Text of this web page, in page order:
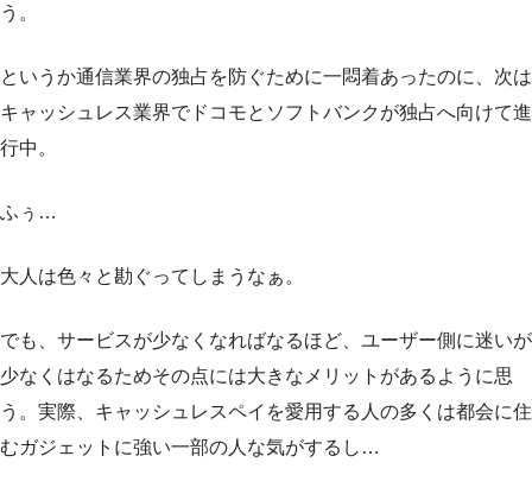
う。
というか通信業界の独占を防ぐために一悶着あったのに、次は
キャッシュレス業界でドコモとソフトバンクが独占へ向けて進
行中。
ふぅ…
大人は色々と勘ぐってしまうなぁ。
でも、サービスが少なくなればなるほど、ユーザー側に迷いが
少なくはなるためその点には大きなメリットがあるように思
う。実際、キャッシュレスペイを愛用する人の多くは都会に住
むガジェットに強い一部の人な気がするし…